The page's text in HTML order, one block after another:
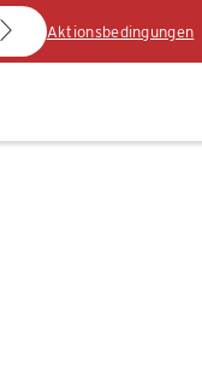
Aktionsbedingungen